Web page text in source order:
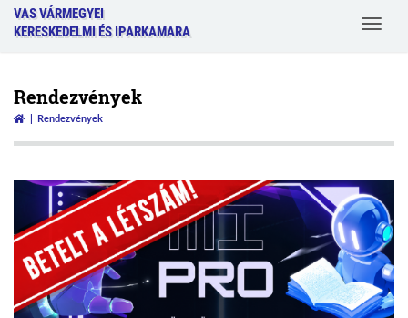
VAS VÁRMEGYEI
KERESKEDELMI ÉS IPARKAMARA
Toggle
Rendezvények
Rendezvények